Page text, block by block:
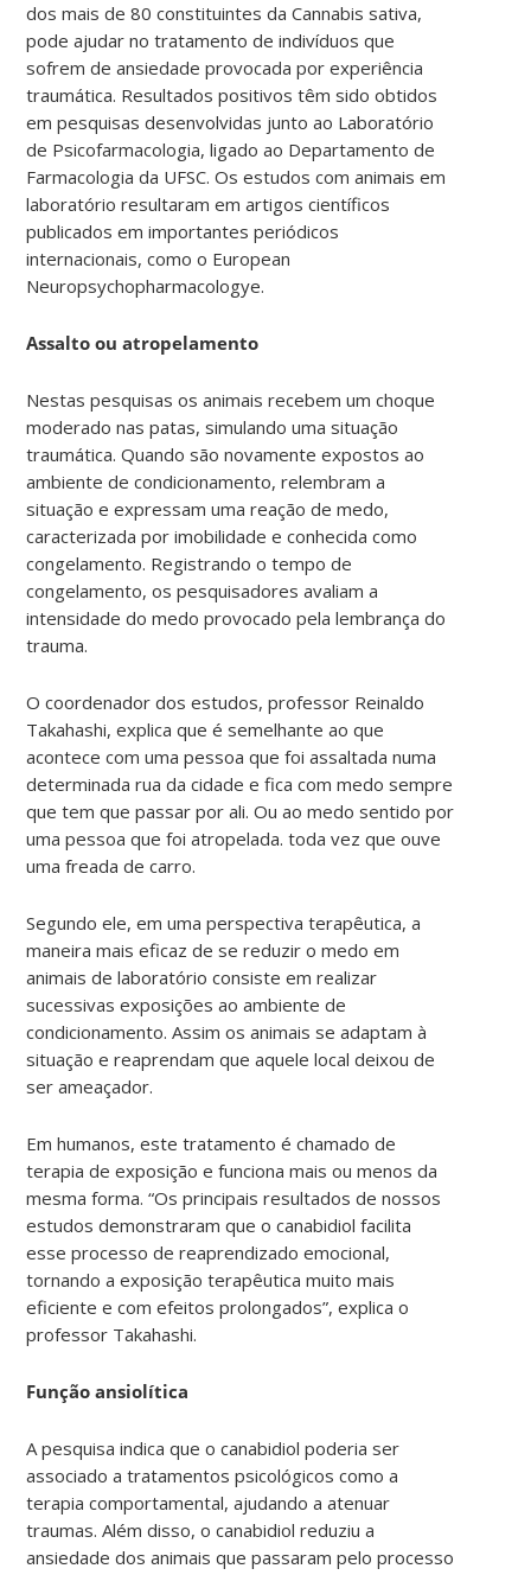
dos mais de 80 constituintes da Cannabis sativa,
pode ajudar no tratamento de indivíduos que
sofrem de ansiedade provocada por experiência
traumática. Resultados positivos têm sido obtidos
em pesquisas desenvolvidas junto ao Laboratório
de Psicofarmacologia, ligado ao Departamento de
Farmacologia da UFSC. Os estudos com animais em
laboratório resultaram em artigos científicos
publicados em importantes periódicos
internacionais, como o European
Neuropsychopharmacologye.
Assalto ou atropelamento
Nestas pesquisas os animais recebem um choque
moderado nas patas, simulando uma situação
traumática. Quando são novamente expostos ao
ambiente de condicionamento, relembram a
situação e expressam uma reação de medo,
caracterizada por imobilidade e conhecida como
congelamento. Registrando o tempo de
congelamento, os pesquisadores avaliam a
intensidade do medo provocado pela lembrança do
trauma.
O coordenador dos estudos, professor Reinaldo
Takahashi, explica que é semelhante ao que
acontece com uma pessoa que foi assaltada numa
determinada rua da cidade e fica com medo sempre
que tem que passar por ali. Ou ao medo sentido por
uma pessoa que foi atropelada. toda vez que ouve
uma freada de carro.
Segundo ele, em uma perspectiva terapêutica, a
maneira mais eficaz de se reduzir o medo em
animais de laboratório consiste em realizar
sucessivas exposições ao ambiente de
condicionamento. Assim os animais se adaptam à
situação e reaprendam que aquele local deixou de
ser ameaçador.
Em humanos, este tratamento é chamado de
terapia de exposição e funciona mais ou menos da
mesma forma. “Os principais resultados de nossos
estudos demonstraram que o canabidiol facilita
esse processo de reaprendizado emocional,
tornando a exposição terapêutica muito mais
eficiente e com efeitos prolongados”, explica o
professor Takahashi.
Função ansiolítica
A pesquisa indica que o canabidiol poderia ser
associado a tratamentos psicológicos como a
terapia comportamental, ajudando a atenuar
traumas. Além disso, o canabidiol reduziu a
ansiedade dos animais que passaram pelo processo